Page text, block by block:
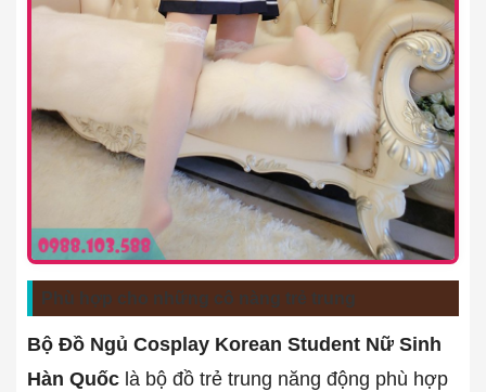
Phù hợp cho những cô nàng trẻ trung
Bộ Đồ Ngủ Cosplay Korean Student Nữ Sinh
Hàn Quốc là bộ đồ trẻ trung năng động phù hợp